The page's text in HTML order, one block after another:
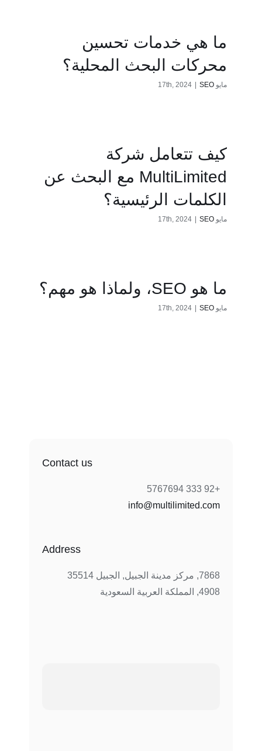
ما هي خدمات تحسين
محركات البحث المحلية؟
مايو 17th, 2024 SEO
كيف تتعامل شركة
MultiLimited مع البحث عن
الكلمات الرئيسية؟
مايو 17th, 2024 SEO
ما هو SEO، ولماذا هو مهم؟
مايو 17th, 2024 SEO
Contact us
+92 333 5767694
info@multilimited.com
Address
7868, مركز مدينة الجبيل, الجبيل 35514
4908, المملكة العربية السعودية